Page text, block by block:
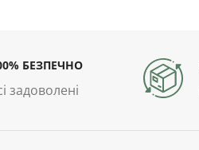
БЕЗПЕЧНО
задоволені